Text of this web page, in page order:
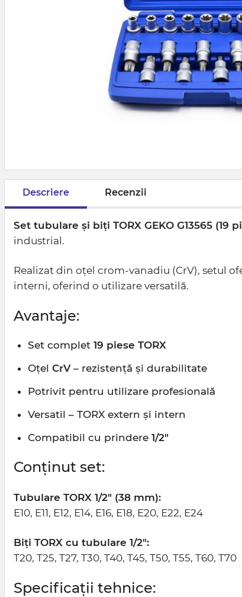
Descriere Recenzii
Set tubulare și biți TORX GEKO G13565 (19
industrial.
Realizat din oțel crom-vanadiu (CrV), setul
interni, oferind o utilizare versatilă.
Avantaje:
Set complet 19 piese TORX
Oțel CrV– rezistență și durabilitate
Potrivit pentru utilizare profesională
Versatil – TORX extern și intern
Compatibil cu prindere 1/2"
Conținut set:
Tubulare TORX 1/2" (38 mm):
E10, E11, E12, E14, E16, E18, E20, E22, E24
Biți TORX cu tubulare 1/2":
T20, T25, T27, T30, T40, T45, T50, T55, T60, T70
Specificații tehnice: